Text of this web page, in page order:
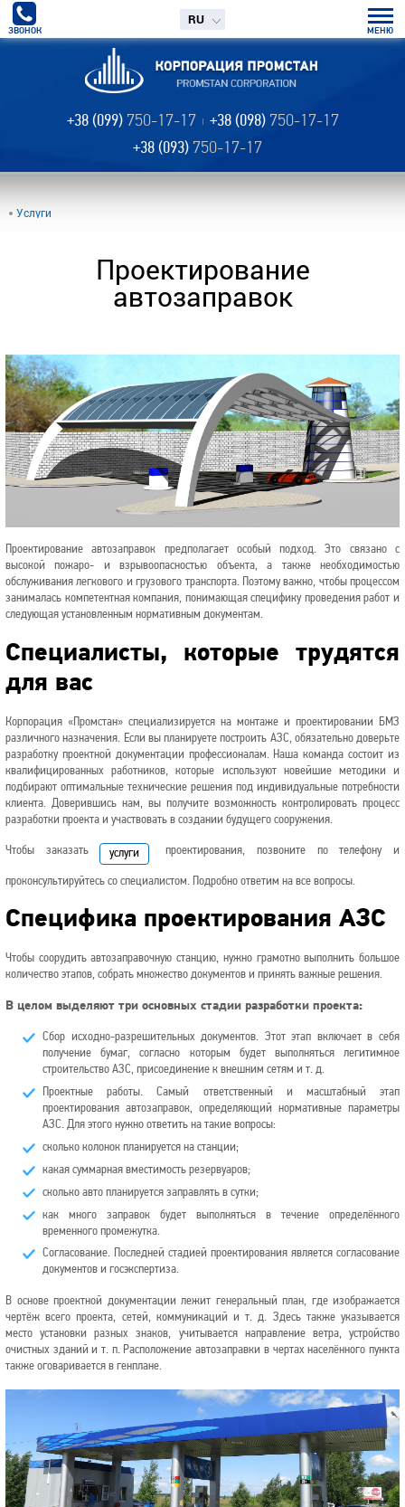
ЗВОНОК
RU
МЕНЮ
+38 (099) 750-17-17 +38 (098) 750-17-17
+38 (093) 750-17-17
Услуги
Проектирование
автозаправок
Проектирование автозаправок предполагает особый подход. Это связано с
высокой пожаро- и взрывоопасностью объекта, а также необходимостью
обслуживания легкового и грузового транспорта. Поэтому важно, чтобы процессом
занималась компетентная компания, понимающая специфику проведения работ и
следующая установленным нормативным документам.
Специалисты, которые трудятся
для вас
Корпорация «Промстан» специализируется на монтаже и проектировании БМЗ
различного назначения. Если вы планируете построить АЗС, обязательно доверьте
разработку проектной документации профессионалам. Наша команда состоит из
квалифицированных работников, которые используют новейшие методики и
подбирают оптимальные технические решения под индивидуальные потребности
клиента. Доверившись нам, вы получите возможность контролировать процесс
разработки проекта и участвовать в создании будущего сооружения.
Чтобы заказать услуги проектирования, позвоните по телефону и
проконсультируйтесь со специалистом. Подробно ответим на все вопросы.
Специфика проектирования АЗС
Чтобы соорудить автозаправочную станцию, нужно грамотно выполнить большое
количество этапов, собрать множество документов и принять важные решения.
В целом выделяют три основных стадии разработки проекта:
Сбор исходно-разрешительных документов. Этот этап включает в себя
получение бумаг, согласно которым будет выполняться легитимное
строительство АЗС, присоединение к внешним сетям и т. д.
Проектные работы. Самый ответственный и масштабный этап
проектирования автозаправок, определяющий нормативные параметры
АЗС. Для этого нужно ответить на такие вопросы:
сколько колонок планируется на станции;
какая суммарная вместимость резервуаров;
сколько авто планируется заправлять в сутки;
как много заправок будет выполняться в течение определённого
временного промежутка.
Согласование. Последней стадией проектирования является согласование
документов и госэкспертиза.
В основе проектной документации лежит генеральный план, где изображается
чертёж всего проекта, сетей, коммуникаций и т. д. Здесь также указывается
место установки разных знаков, учитывается направление ветра, устройство
очистных зданий и т. п. Расположение автозаправки в чертах населённого пункта
также оговаривается в генплане.